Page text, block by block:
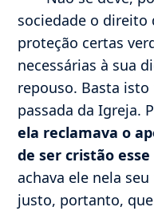
sociedade o direito
proteção certas
necessárias à sua
repouso. Basta
passada da Igreja.
ela reclamava o
de ser cristão
achava ele nela
justo, portanto,